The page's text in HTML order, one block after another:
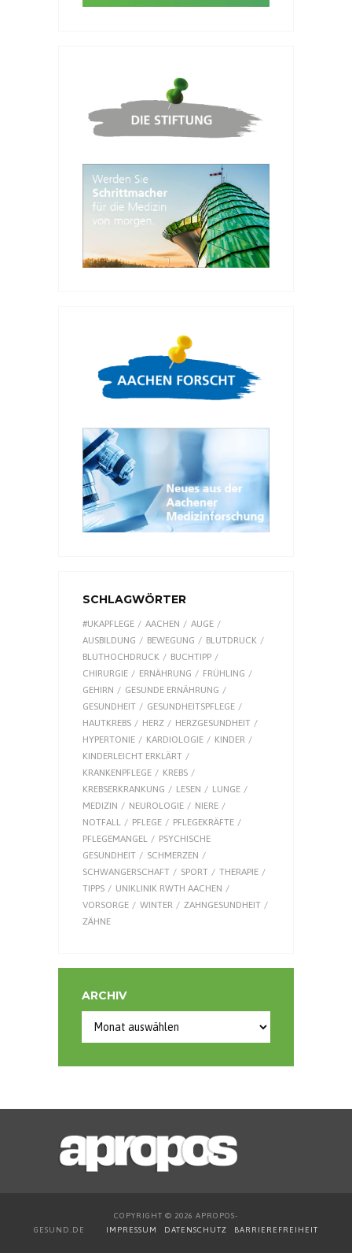
SCHLAGWÖRTER
#UKAPFLEGE AACHEN
AUGE
AUSBILDUNG
BEWEGUNG
BLUTDRUCK
BLUTHOCHDRUCK
BUCHTIPP
CHIRURGIE
ERNÄHRUNG
FRÜHLING
GEHIRN
GESUNDE ERNÄHRUNG
GESUNDHEIT
GESUNDHEITSPFLEGE
HAUTKREBS
HERZ
HERZGESUNDHEIT
HYPERTONIE
KARDIOLOGIE
KINDER
KINDERLEICHT ERKLÄRT
KRANKENPFLEGE
KREBS
KREBSERKRANKUNG
LESEN
LUNGE
MEDIZIN
NEUROLOGIE
NIERE
NOTFALL
PFLEGE
PFLEGEKRÄFTE
PFLEGEMANGEL
PSYCHISCHE
GESUNDHEIT
SCHMERZEN
SCHWANGERSCHAFT
SPORT
THERAPIE
TIPPS
UNIKLINIK RWTH AACHEN
VORSORGE
WINTER
ZAHNGESUNDHEIT
ZÄHNE
ARCHIV
COPYRIGHT © 2026 APROPOS-
GESUND.DE IMPRESSUM DATENSCHUTZ BARRIEREFREIHEIT